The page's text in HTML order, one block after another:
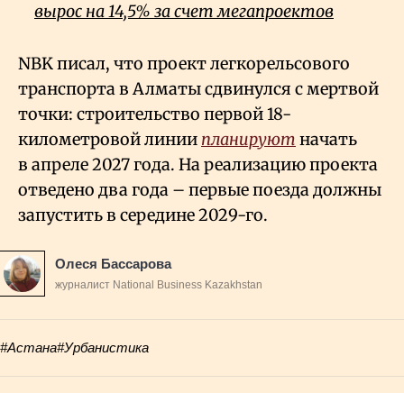
вырос на 14,5% за счет мегапроектов
NBK писал, что проект легкорельсового
транспорта в Алматы сдвинулся с мертвой
точки: строительство первой 18-
километровой линии планируют начать
в апреле 2027 года. На реализацию проекта
отведено два года – первые поезда должны
запустить в середине 2029-го.
Олеся Бассарова
журналист National Business Kazakhstan
#Астана#Урбанистика